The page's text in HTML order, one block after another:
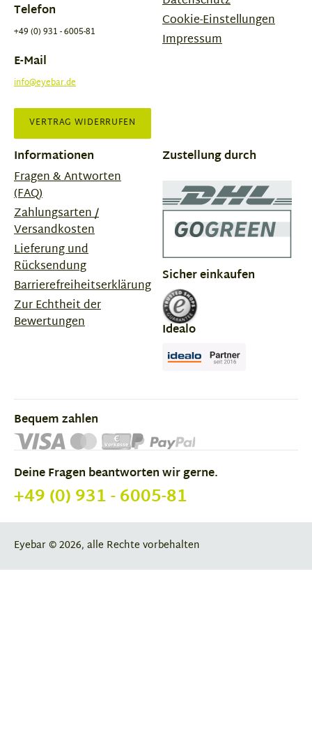
Telefon
+49 (0) 931 - 6005-81
E-Mail
info@eyebar.de
VERTRAG WIDERRUFEN
Cookie-Einstellungen
Impressum
Informationen
Fragen & Antworten
(FAQ)
Zahlungsarten /
Versandkosten
Lieferung und
Rücksendung
Barrierefreiheitserklärung
Zur Echtheit der
Bewertungen
Zustellung durch
Sicher einkaufen
Idealo
Bequem zahlen
Deine Fragen beantworten wir gerne.
+49 (0) 931 - 6005-81
Eyebar © 2026, alle Rechte vorbehalten